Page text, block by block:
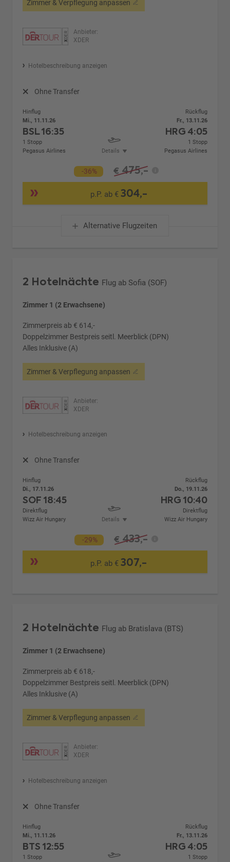
Zimmer & Verpflegung anpassen
Anbieter:
XDER
Hotelbeschreibung anzeigen
Ohne Transfer
Hinflug
Mi., 11.11.26
BSL16:35
1 Stopp
Pegasus Airlines
Details
Rückflug
Fr., 13.11.26
HRG 4:05
1 Stopp
Pegasus Airlines
-36% € 475,-
p.P. ab € 304,-
Alternative Flugzeiten
2 Hotelnächte Flug ab Sofia (SOF)
Zimmer 1 (2 Erwachsene)
Zimmerpreis ab € 614,-
Doppelzimmer Bestpreis seitl. Meerblick (DPN)
Alles Inklusive (A)
Zimmer & Verpflegung anpassen
Anbieter:
XDER
Hotelbeschreibung anzeigen
Ohne Transfer
Hinflug
Di., 17.11.26
SOF18:45
Direktflug
Wizz Air Hungary
Details
Rückflug
Do., 19.11.26
HRG 10:40
Direktflug
Wizz Air Hungary
-29% € 433,-
p.P. ab €307,-
2 Hotelnächte Flug ab Bratislava (BTS)
Zimmer 1 (2 Erwachsene)
Zimmerpreis ab € 618,-
Doppelzimmer Bestpreis seitl. Meerblick (DPN)
Alles Inklusive (A)
Zimmer & Verpflegung anpassen
Anbieter:
XDER
Hotelbeschreibung anzeigen
Ohne Transfer
Hinflug
Mi., 11.11.26
BTS12:55
1 Stopp
Rückflug
Fr., 13.11.26
HRG 4:05
1 Stopp